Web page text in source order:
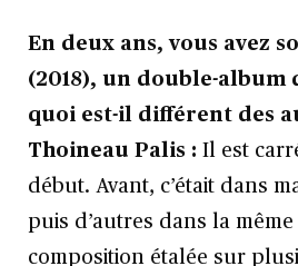
En deux ans, vous avez
(2018), un double-album
quoi est-il différent des
Thoineau Palis : Il est
début. Avant, c’était dans
puis d’autres dans la
composition étalée sur